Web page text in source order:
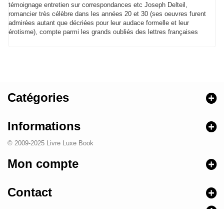
témoignage entretien sur correspondances etc Joseph Delteil,
romancier très célèbre dans les années 20 et 30 (ses oeuvres furent
admirées autant que décriées pour leur audace formelle et leur
érotisme), compte parmi les grands oubliés des lettres françaises
Catégories
Informations
© 2009-2025 Livre Luxe Book
Mon compte
Contact